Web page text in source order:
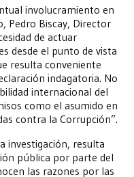
involucramiento en
Pedro Biscay, Director
de actuar
desde el punto de vista
resulta conveniente
indagatoria. No
internacional del
como el asumido en
contra la Corrupción”.
investigación, resulta
pública por parte del
las razones por las